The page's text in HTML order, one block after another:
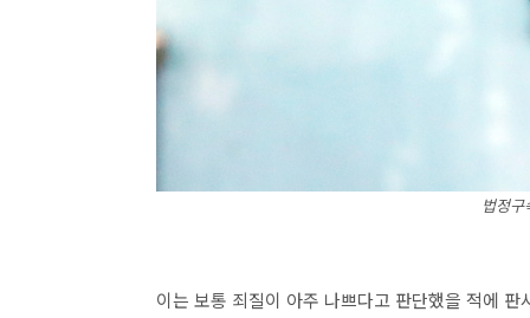
법정
이는 보통 죄질이 아주 나쁘다고 판단했을 적에